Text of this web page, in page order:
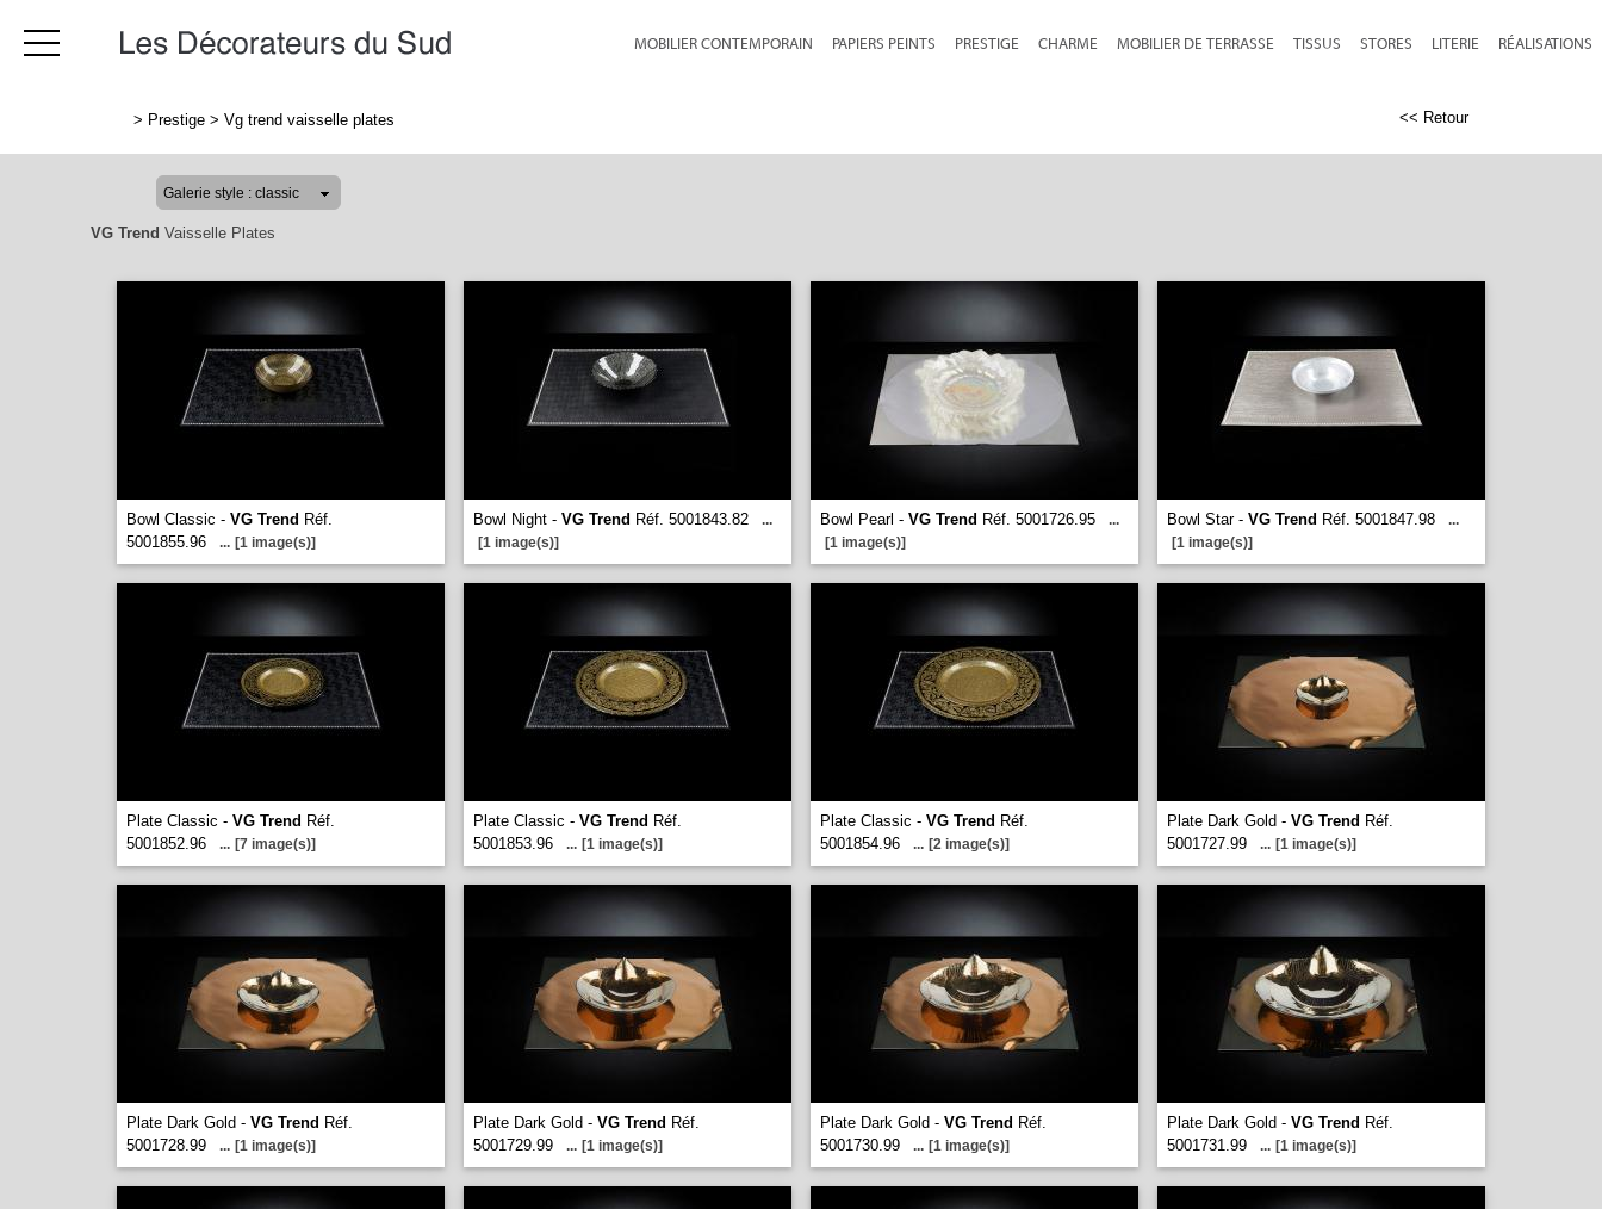
MOBILIER CONTEMPORAIN PAPIERS PEINTS PRESTIGE CHARME MOBILIER DE TERRASSE TISSUS STORES LITERIE RÉALISATIONS
> Prestige > Vg trend vaisselle plates << Retour
VG Trend Vaisselle Plates
Bowl Classic - VG Trend Réf.
5001855.96
... [1 image(s)]
Bowl Night - VG Trend Réf. 5001843.82
...
[1 image(s)]
Bowl Pearl - VG Trend Réf. 5001726.95
...
[1 image(s)]
Bowl Star - VG Trend Réf. 5001847.98
...
[1 image(s)]
Plate Classic - VG Trend Réf.
5001852.96
... [7 image(s)]
Plate Classic - VG Trend Réf.
5001853.96
... [1 image(s)]
Plate Classic - VG Trend Réf.
5001854.96
... [2 image(s)]
Plate Dark Gold - VG Trend Réf.
5001727.99
... [1 image(s)]
Plate Dark Gold - VG Trend Réf.
5001728.99
... [1 image(s)]
Plate Dark Gold - VG Trend Réf.
5001729.99
... [1 image(s)]
Plate Dark Gold - VG Trend Réf.
5001730.99
... [1 image(s)]
Plate Dark Gold - VG Trend Réf.
5001731.99
... [1 image(s)]